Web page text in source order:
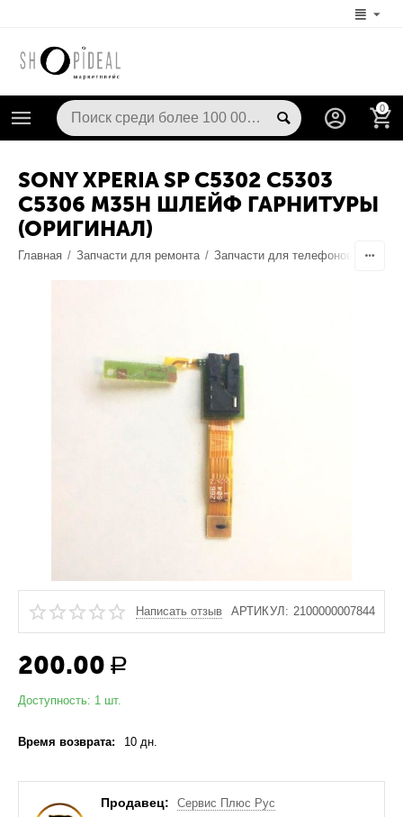
0
SONY XPERIA SP C5302 C5303
C5306 M35H ШЛЕЙФ ГАРНИТУРЫ
(ОРИГИНАЛ)
Главная / Запчасти для ремонта / Запчасти для телефонов
Написать отзыв АРТИКУЛ: 2100000007844
200.00 Р
Доступность: 1 шт.
Время возврата: 10 дн.
Продавец:
Сервис Плюс Рус